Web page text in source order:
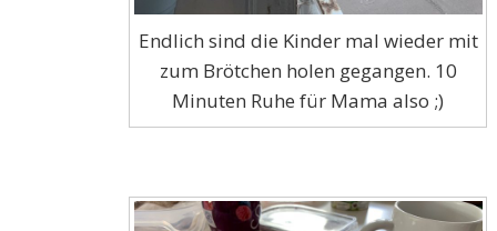
Endlich sind die Kinder mal wieder mit
zum Brötchen holen gegangen. 10
Minuten Ruhe für Mama also ;)